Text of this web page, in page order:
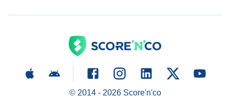
© 2014 - 2026Score'n'co